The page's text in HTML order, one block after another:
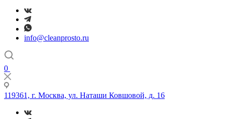
info@cleanprosto.ru
0
119361, г. Москва, ул. Наташи Ковшовой, д. 16